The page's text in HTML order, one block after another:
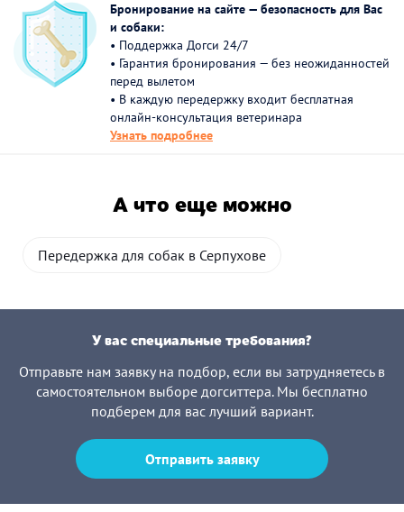
Бронирование на сайте — безопасность для Вас
и собаки:
• Поддержка Догси 24/7
• Гарантия бронирования — без неожиданностей
перед вылетом
• В каждую передержку входит бесплатная
онлайн-консультация ветеринара
Узнать подробнее
А что еще можно
Передержка для собак в Серпухове
У вас специальные требования?
Отправьте нам заявку на подбор, если вы затрудняетесь в
самостоятельном выборе догситтера. Мы бесплатно
подберем для вас лучший вариант.
Отправить заявку